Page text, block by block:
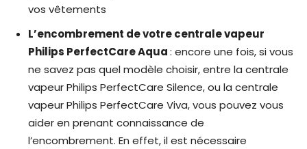
vos vêtements
L’encombrement de votre centrale vapeur
Philips PerfectCare Aqua: encore une fois, si vous
ne savez pas quel modèle choisir, entre la centrale
vapeur Philips PerfectCare Silence, ou la centrale
vapeur Philips PerfectCare Viva, vous pouvez vous
aider en prenant connaissance de
l’encombrement. En effet, il est nécessaire